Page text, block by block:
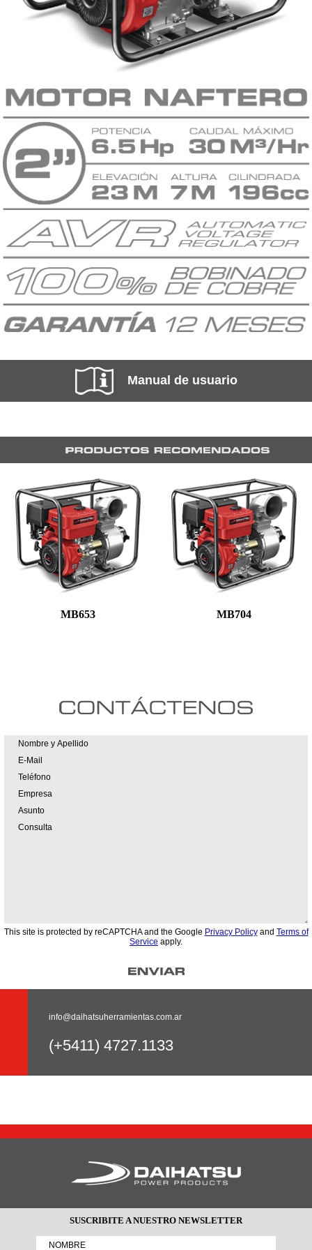
Manual de usuario
MB653 MB704
info@daihatsuherramientas.com.ar
(+5411) 4727.1133
This site is protected by reCAPTCHA and the Google Privacy Policyand Terms of
Service apply.
SUSCRIBITE A NUESTRO NEWSLETTER